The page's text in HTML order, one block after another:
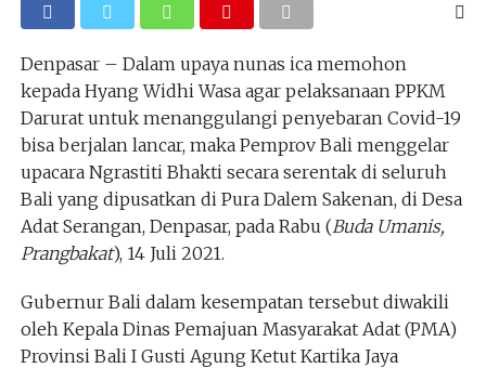
Denpasar – Dalam upaya nunas ica memohon
kepada Hyang Widhi Wasa agar pelaksanaan PPKM
Darurat untuk menanggulangi penyebaran Covid-19
bisa berjalan lancar, maka Pemprov Bali menggelar
upacara Ngrastiti Bhakti secara serentak di seluruh
Bali yang dipusatkan di Pura Dalem Sakenan, di Desa
Adat Serangan, Denpasar, pada Rabu (Buda Umanis,
Prangbakat), 14 Juli 2021.
Gubernur Bali dalam kesempatan tersebut diwakili
oleh Kepala Dinas Pemajuan Masyarakat Adat (PMA)
Provinsi Bali I Gusti Agung Ketut Kartika Jaya